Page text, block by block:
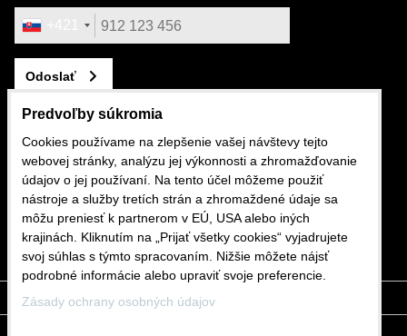
Odoslať
KONTAKTUJTE NÁS
+421 911 562 282
shop@mdslovakia.sk
Predvoľby súkromia
Cookies používame na zlepšenie vašej návštevy tejto
webovej stránky, analýzu jej výkonnosti a zhromažďovanie
údajov o jej používaní. Na tento účel môžeme použiť
nástroje a služby tretích strán a zhromaždené údaje sa
môžu preniesť k partnerom v EÚ, USA alebo iných
krajinách. Kliknutím na „Prijať všetky cookies“ vyjadrujete
svoj súhlas s týmto spracovaním. Nižšie môžete nájsť
podrobné informácie alebo upraviť svoje preferencie.
Zásady ochrany osobných údajov